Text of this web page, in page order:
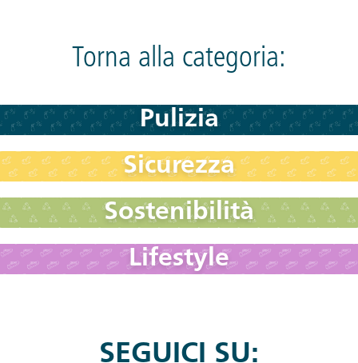
Torna alla categoria:
Pulizia
Sicurezza
Sostenibilità
Lifestyle
SEGUICI SU: